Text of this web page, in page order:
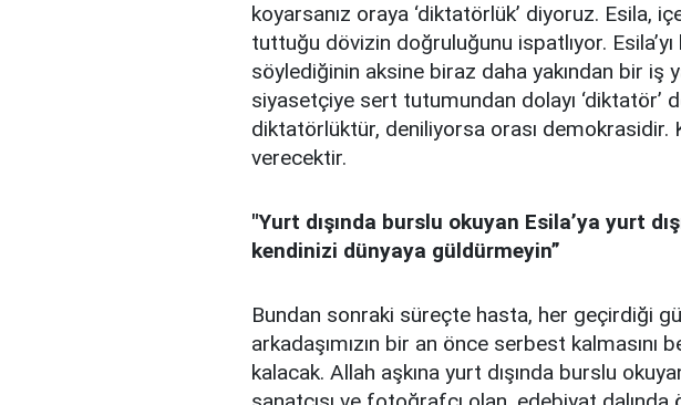
koyarsanız oraya ‘diktatörlük’ diyoruz. Esila,
tuttuğu dövizin doğruluğunu ispatlıyor.
söylediğinin aksine biraz daha yakından bir iş
siyasetçiye sert tutumundan dolayı ‘diktatör’
diktatörlüktür, deniliyorsa orası demokrasidir.
verecektir.
"Yurt dışında burslu okuyan Esila’ya yurt
kendinizi dünyaya güldürmeyin”
Bundan sonraki süreçte hasta, her geçirdiği
arkadaşımızın bir an önce serbest
kalacak. Allah aşkına yurt dışında burslu